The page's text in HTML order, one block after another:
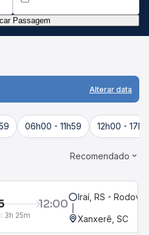
Passagem
Alterar data
06h00 - 11h59 12h00 -
Recomendado
12:00
3h 25m
Iraí, RS -
Xanxerê, SC